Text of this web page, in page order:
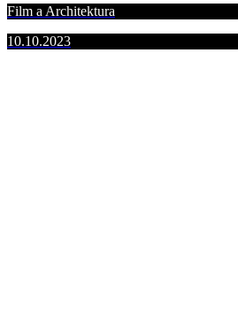
Film a Architektura
10.10.2023